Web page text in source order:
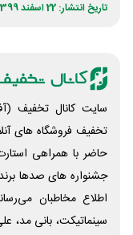
تاریخ انتشار: 22 اسفند 1399
سایت کانال تخفیف
تخفیف فروشگاه های
حاضر با همراهی
جشنواره های صدها
اطلاع مخاطبان
سینماتیکت، بانی مد،